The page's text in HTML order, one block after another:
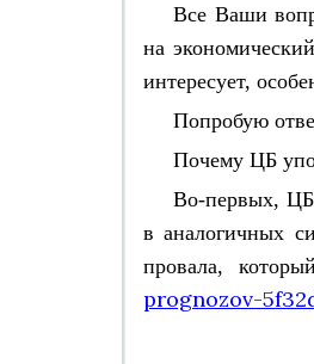
Все Ваши
на
интересует,
Попробую
Почему ЦБ
Во-первых, ЦБ
в аналогичных
провала,
prognozov-